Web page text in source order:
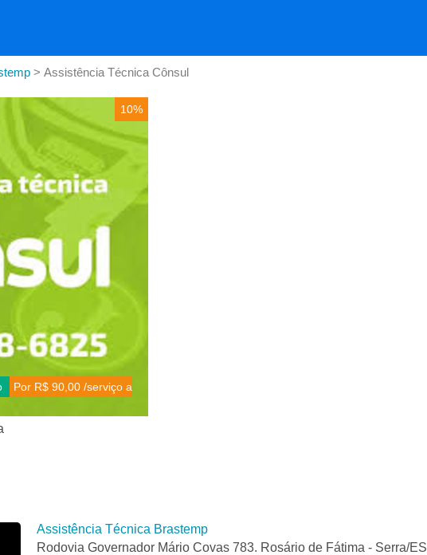
> Assistência Técnica Cônsul
10%
Por R$ 90,00 /serviço a
Assistência Técnica Brastemp
Rodovia Governador Mário Covas 783. Rosário de Fátima - Serra/ES